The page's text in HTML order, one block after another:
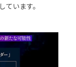
います。